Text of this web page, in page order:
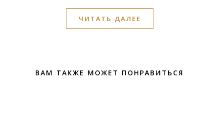
ЧИТАТЬ ДАЛЕЕ
ВАМ ТАКЖЕ МОЖЕТ ПОНРАВИТЬСЯ